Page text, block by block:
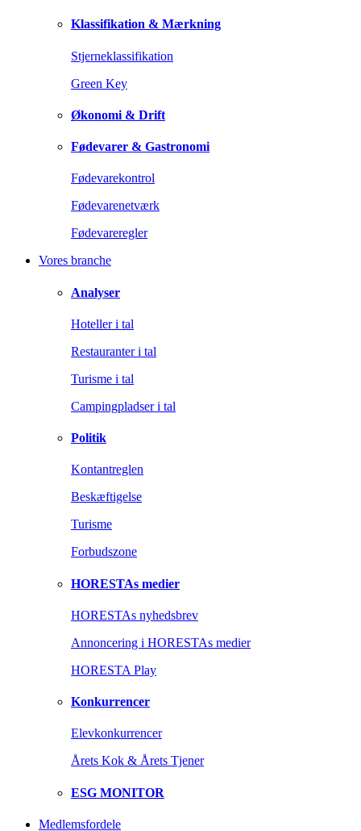
Klassifikation & Mærkning
Stjerneklassifikation
Green Key
Økonomi & Drift
Fødevarer & Gastronomi
Fødevarekontrol
Fødevarenetværk
Fødevareregler
Vores branche
Analyser
Hoteller i tal
Restauranter i tal
Turisme i tal
Campingpladser i tal
Politik
Kontantreglen
Beskæftigelse
Turisme
Forbudszone
HORESTAs medier
HORESTAs nyhedsbrev
Annoncering i HORESTAs medier
HORESTA Play
Konkurrencer
Elevkonkurrencer
Årets Kok & Årets Tjener
ESG MONITOR
Medlemsfordele